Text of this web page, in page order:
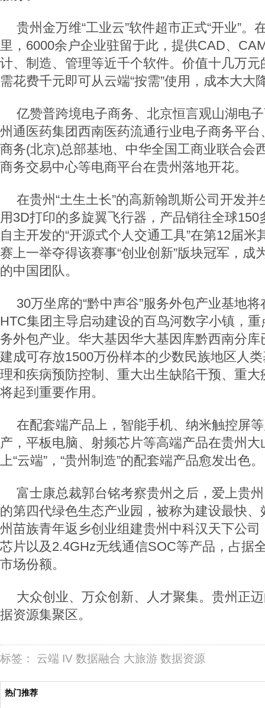
贵州金万维“工业云”软件超市正式“开业”。
里，6000余户企业驻留于此，提供CAD、
计、制造、管理等近千个软件。价值十几万
需花费千元即可从云端“按需”使用，成本大大
亿赞普跨境电子商务、北京恒言观山湖电
州通医药集团西南医药流通行业电子商务平
商务(北京)总部基地、中华全国工商业联合会
商务交易中心等电商平台在贵州落地开花。
在贵州“土生土长”的高新翰凯斯公司开发
用3D打印的多旋翼飞行器，产品销往全球150
自主开发的“开源式个人交通工具”在第12届米
赛上一举夺得该赛事“创业创新”版块冠军，成
的中国团队。
30万坐席的“黔中声谷”服务外包产业基地
HTC集团主导启动建设的百鸟河数字小镇，
务外包产业。华大基因华大基因库黔西南分
建成可存放1500万份样本的少数民族地区人
理和疾病预防控制、重大出生缺陷干预、重
将起到重要作用。
在配套端产品上，智能手机、纳米触控屏
产，平板电脑、射频芯片等高端产品在贵州
上“云端”，“贵州制造”的配套端产品愈发出色。
富士康总裁郭台铭考察贵州之后，爱上贵
的第四代绿色生态产业园，被称为建设最快
州苗族青年返乡创业组建贵州中科汉天下公
芯片以及2.4GHz无线通信SOC等产品，占据
市场份额。
大众创业、万众创新、人才聚集。贵州正
据资源集聚区。
标签： 云端 IV 数据融合 大旅游 数据资源
热门推荐